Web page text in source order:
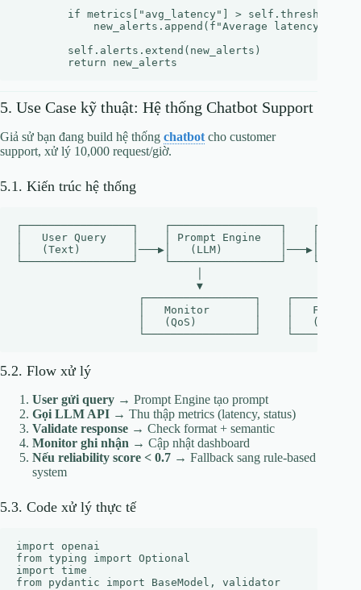
if metrics["avg_latency"] >
new_alerts.append(f"Average latency too
        self.alerts.extend(new_alerts)
5. Use Case kỹ thuật: Hệ thống Chatbot Support
Giả sử bạn đang build hệ thống chatbot cho customer
support, xử lý 10,000 request/giờ.
5.1. Kiến trúc hệ thống
┌─────────────────┐    ┌─────────────────┐
│   User Query    │    │ Prompt Engine   │    │
│   (Text)        │───▶│   (LLM)         │───▶│
└─────────────────┘    └─────────────────┘
                            ▼                       ▼
┌─────────────────┐
│   Monitor       │    │
│   (QoS)         │    │   (Rule-
5.2. Flow xử lý
User gửi query → Prompt Engine tạo prompt
Gọi LLM API → Thu thập metrics (latency, status)
Validate response → Check format + semantic
Monitor ghi nhận → Cập nhật dashboard
Nếu reliability score < 0.7 → Fallback sang rule-based
system
5.3. Code xử lý thực tế
import openai
from typing import Optional
import time
from pydantic import BaseModel, validator